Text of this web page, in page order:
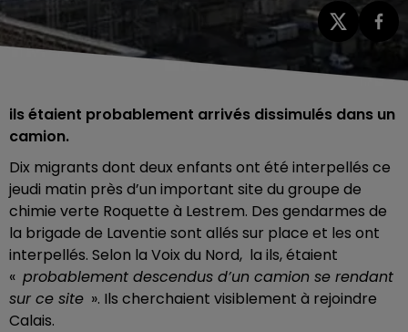
ils étaient probablement arrivés dissimulés dans un
camion.
Dix migrants dont deux enfants ont été interpellés ce
jeudi matin près d’un important site du groupe de
chimie verte Roquette à Lestrem. Des gendarmes de
la brigade de Laventie sont allés sur place et les ont
interpellés. Selon la Voix du Nord, la ils, étaient
« probablement descendus d’un camion se rendant
sur ce site ». Ils cherchaient visiblement à rejoindre
Calais.